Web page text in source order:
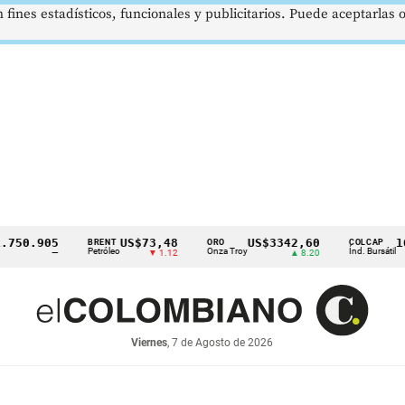
Petróleo
US$73,48
▼ 1.12 Onza Troy
US$3342,60 COLCAP
Índ. Bursátil
Viernes, 7 de Agosto de 2026
estadísticos, funcionales y publicitarios. Puede aceptarlas